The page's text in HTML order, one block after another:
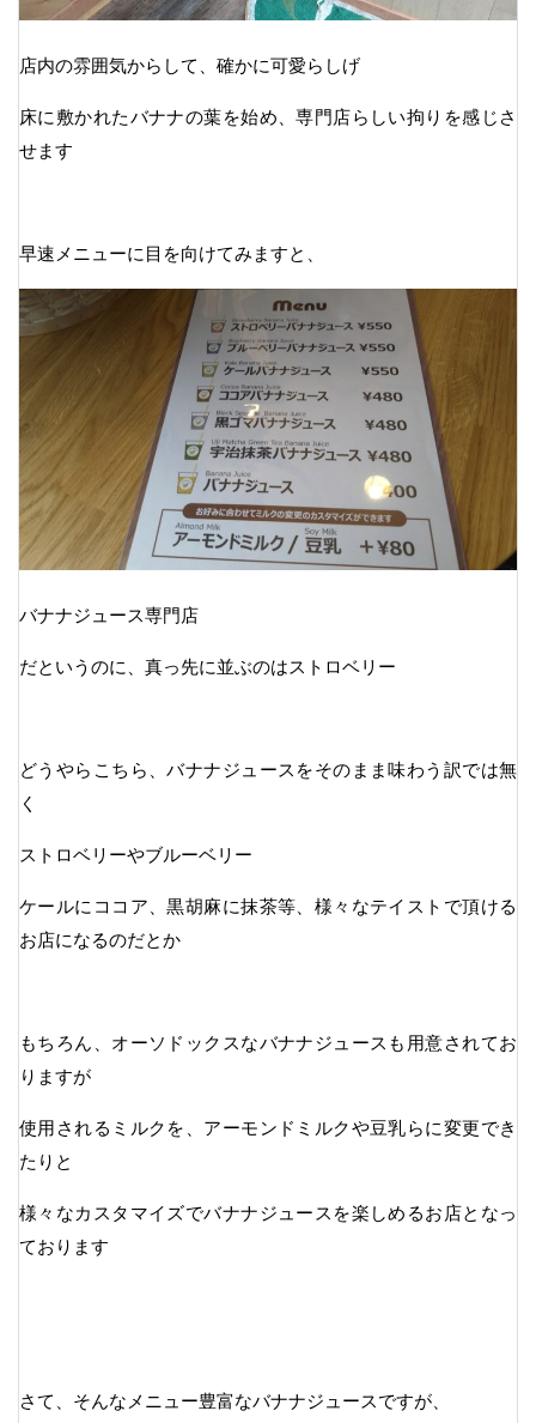
店内の雰囲気からして、確かに可愛らしげ
床に敷かれたバナナの葉を始め、専門店らしい拘りを感じさ
せます
早速メニューに目を向けてみますと、
バナナジュース専門店
だというのに、真っ先に並ぶのはストロベリー
どうやらこちら、バナナジュースをそのまま味わう訳では無
く
ストロベリーやブルーベリー
ケールにココア、黒胡麻に抹茶等、様々なテイストで頂ける
お店になるのだとか
もちろん、オーソドックスなバナナジュースも用意されてお
りますが
使用されるミルクを、アーモンドミルクや豆乳らに変更でき
たりと
様々なカスタマイズでバナナジュースを楽しめるお店となっ
ております
さて、そんなメニュー豊富なバナナジュースですが、